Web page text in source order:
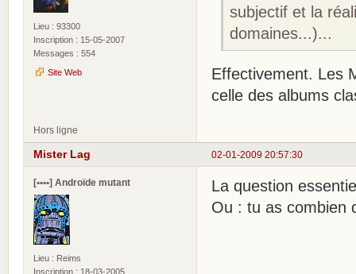
Lieu : 93300
Inscription : 15-05-2007
Messages : 554
Site Web
subjectif et la
domaines...)...
Effectivement. Les
celle des albums
Hors ligne
02-01-2009 20:57:30
Mister Lag
[••••] Androïde mutant
Lieu : Reims
Inscription : 18-03-2005
La question
Ou : tu as combien